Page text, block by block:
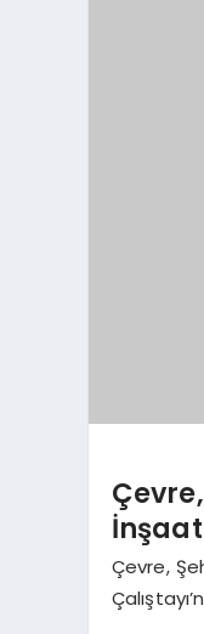
Çevre,